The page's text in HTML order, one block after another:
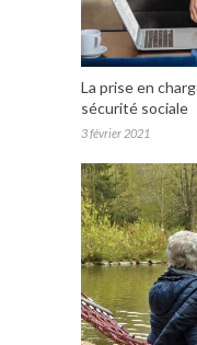
La prise en
sécurité sociale
3 février 2021